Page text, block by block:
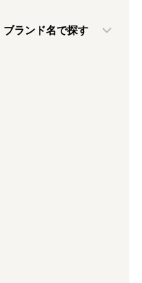
ブランド名で探す